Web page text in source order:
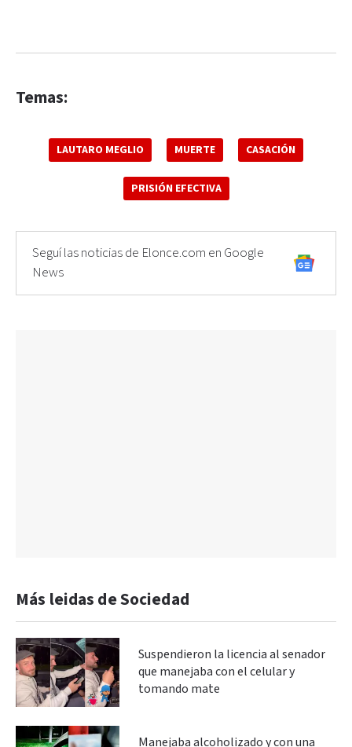
Temas:
LAUTARO MEGLIO MUERTE CASACIÓN
PRISIÓN EFECTIVA
Seguí las noticias de Elonce.com en Google
News
Más leidas de Sociedad
Suspendieron la licencia al senador
que manejaba con el celular y
tomando mate
Manejaba alcoholizado y con una